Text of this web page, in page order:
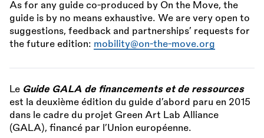
As for any guide co-produced by On the Move, the
guide is by no means exhaustive. We are very open to
suggestions, feedback and partnerships’ requests for
the future edition: mobility@on-the-move.org
Le Guide GALA de financements et de ressources
est la deuxième édition du guide d’abord paru en 2015
dans le cadre du projet Green Art Lab Alliance
(GALA), financé par l’Union européenne.